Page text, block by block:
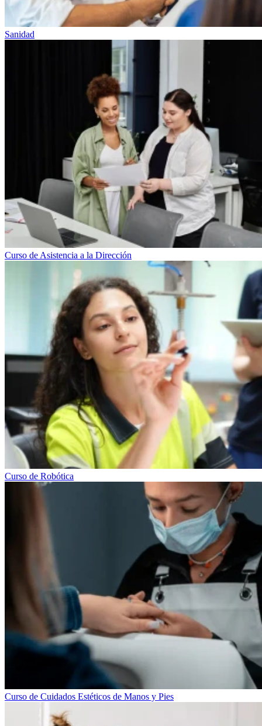
Sanidad
Curso de Asistencia a la Dirección
Curso de Robótica
Curso de Cuidados Estéticos de Manos y Pies